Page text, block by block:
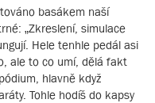
basákem naší
„Zkreslení, simulace
Hele tenhle pedál asi
ale to co umí, dělá fakt
hlavně když
Tohle hodíš do kapsy